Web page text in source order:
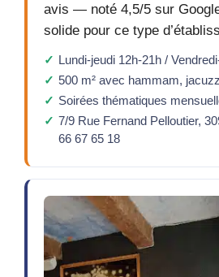
avis — noté 4,5/5 sur
solide pour ce type
Lundi-jeudi 12h-21h /
500 m² avec hammam,
Soirées thématiques
7/9 Rue Fernand Pelloutier,
66 67 65 18